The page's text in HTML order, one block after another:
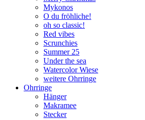
Mykonos
O du fröhliche!
oh so classic!
Red vibes
Scrunchies
Summer 25
Under the sea
Watercolor Wiese
weitere Ohrringe
Ohrringe
Hänger
Makramee
Stecker